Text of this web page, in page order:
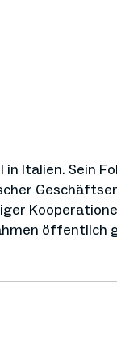
Italien. Sein
öffentlich